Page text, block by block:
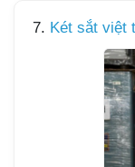
7. Két sắt việt